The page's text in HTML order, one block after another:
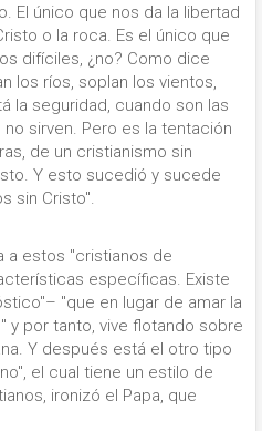
El único que nos da la libertad
o la roca. Es el único que
difíciles, ¿no? Como dice
los ríos, soplan los vientos,
la seguridad, cuando son las
no sirven. Pero es la tentación
de un cristianismo sin
Y esto sucedió y sucede
sin Cristo".
a estos "cristianos de
específicas. Existe
"que en lugar de amar la
y por tanto, vive flotando sobre
Y después está el otro tipo
el cual tiene un estilo de
ironizó el Papa, que